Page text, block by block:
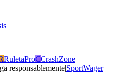
RuletaProCCrashZone
responsablemente|SportWager